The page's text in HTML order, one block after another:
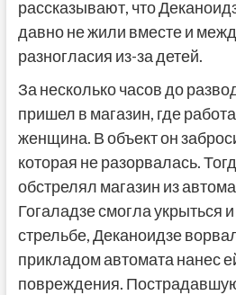
рассказывают, что
давно не жили вместе и
разногласия из-за детей.
За несколько часов до
пришел в магазин, где
женщина. В объект он
которая не разорвалась.
обстрелял магазин из
Гогаладзе смогла укрыться
стрельбе, Деканоидзе
прикладом автомата нанес
повреждения.